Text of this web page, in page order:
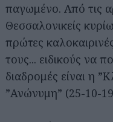
παγωμένο. Από τις
Θεσσαλονικείς
πρώτες
τους... ειδικούς να
διαδρομές είναι η
”Ανώνυμη” (25-10-